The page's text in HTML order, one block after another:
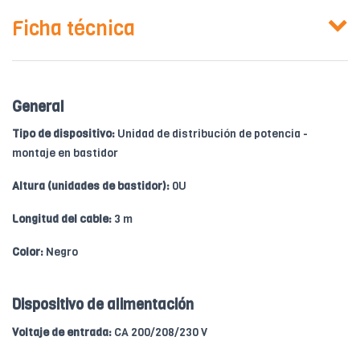
Ficha técnica
General
Tipo de dispositivo: Unidad de distribución de potencia -
montaje en bastidor
Altura (unidades de bastidor): 0U
Longitud del cable: 3 m
Color: Negro
Dispositivo de alimentación
Voltaje de entrada: CA 200/208/230 V